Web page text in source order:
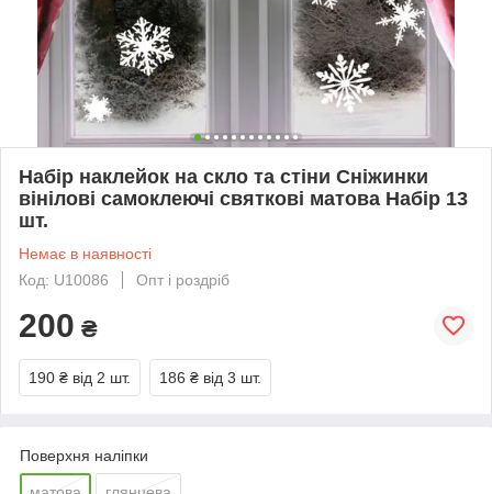
Набір наклейок на скло та стіни Сніжинки
вінілові самоклеючі святкові матова Набір 13
шт.
Немає в наявності
Код: U10086
Опт і роздріб
200 ₴
190 ₴ від 2 шт. 186 ₴ від 3 шт.
Поверхня наліпки